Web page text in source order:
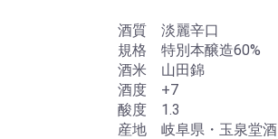
酒質 淡麗辛口
規格 特別本醸造60%
酒米 山田錦
酒度 +7
酸度 1.3
産地 岐阜県・玉泉堂酒